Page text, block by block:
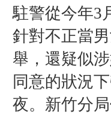
駐警從今年3
針對不正當
舉，還疑似
同意的狀況
夜。新竹分